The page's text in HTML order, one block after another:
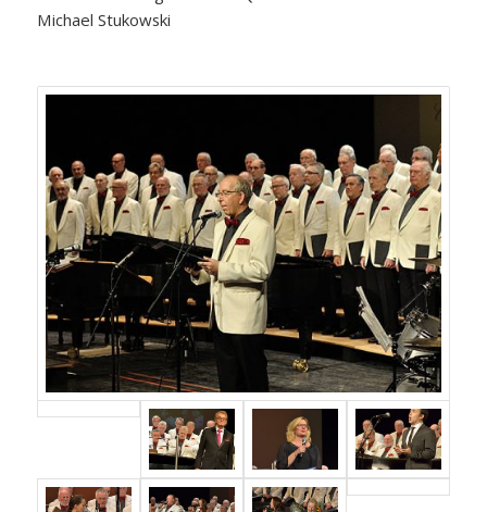
Michael Stukowski